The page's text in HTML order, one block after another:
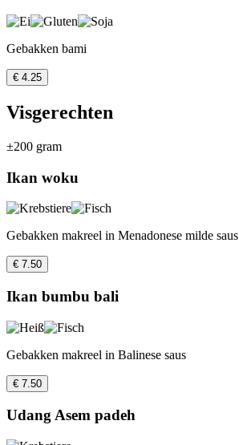
Gebakken bami
€ 4.25
Visgerechten
±200 gram
Ikan woku
Gebakken makreel in Menadonese milde saus
€ 7.50
Ikan bumbu bali
Gebakken makreel in Balinese saus
€ 7.50
Udang Asem padeh